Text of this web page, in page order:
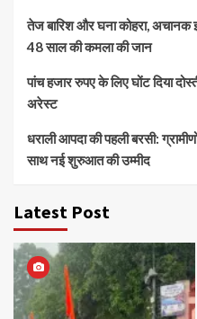
तेज बारिश और घना कोहरा, अचानक
48 साल की कमला की जान
पांच हजार रुपए के लिए घोंट दिया
अरेस्ट
धराली आपदा की पहली बरसी:
साथ नई शुरुआत की उम्मीद
Latest Post